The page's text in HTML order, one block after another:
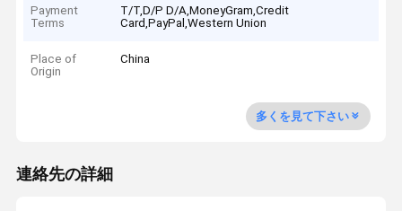
Payment
Terms
T/T,D/P D/A,MoneyGram,Credit
Card,PayPal,Western Union
Place of
Origin
China
多くを見て下さい
連絡先の詳細